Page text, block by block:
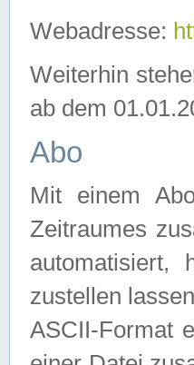
Webadresse:
Weiterhin
ab dem
Abo
Mit einem
Zeitraumes
automatisiert,
zustellen
ASCII-Format